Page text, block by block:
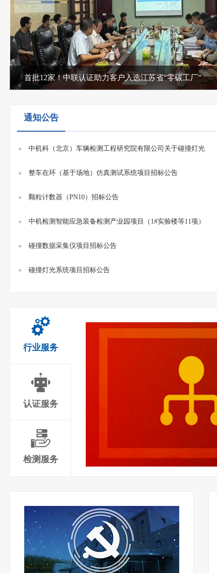
首批12家！中联认证助力客户入选江苏省“零碳工厂”
通知公告
中机科（北京）车辆检测工程研究院有限公司关于碰撞灯光
系统...
整车在环（基于场地）仿真测试系统项目招标公告
颗粒计数器（PN10）招标公告
中机检测智能应急装备检测产业园项目（1#实验楼等11项）
门禁、...
碰撞数据采集仪项目招标公告
碰撞灯光系统项目招标公告
行业服务
认证服务
检测服务